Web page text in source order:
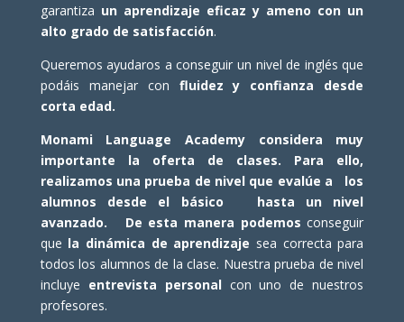
garantiza un aprendizaje eficaz y ameno con un
alto grado de satisfacción.
Queremos ayudaros a conseguir un nivel de inglés que
podáis manejar con fluidez y confianza desde
corta edad.
Monami Language Academy considera muy
importante la oferta de clases. Para ello,
realizamos una prueba de nivel que evalúe a los
alumnos desde el básico hasta un nivel
avanzado. De esta manera podemosconseguir
que la dinámica de aprendizaje sea correcta para
todos los alumnos de la clase. Nuestra prueba de nivel
incluye entrevista personalcon uno de nuestros
profesores.